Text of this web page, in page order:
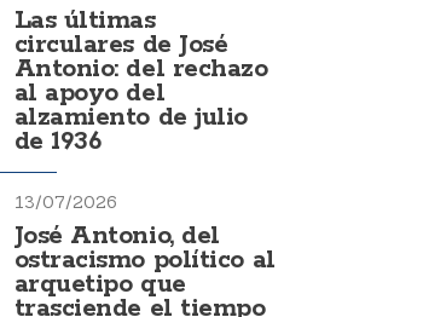
Las últimas
circulares de José
Antonio: del rechazo
al apoyo del
alzamiento de julio
de 1936
13/07/2026
José Antonio, del
ostracismo político al
arquetipo que
trasciende el tiempo